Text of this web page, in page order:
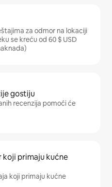
za odmor na lokaciji
se kreću od 60 $ USD
gostiju
recenzija pomoći će
koji primaju kućne
koji primaju kućne